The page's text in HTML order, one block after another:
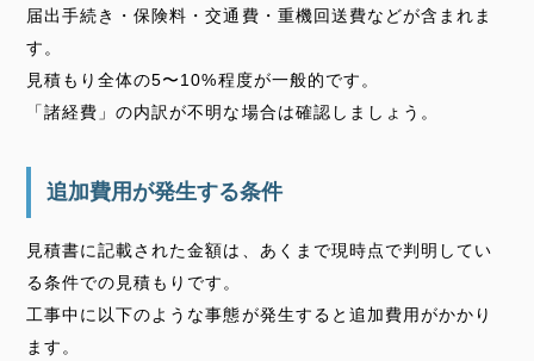
届出手続き・保険料・交通費・重機回送費などが含まれま
す。
見積もり全体の5〜10%程度が一般的です。
「諸経費」の内訳が不明な場合は確認しましょう。
追加費用が発生する条件
見積書に記載された金額は、あくまで現時点で判明してい
る条件での見積もりです。
工事中に以下のような事態が発生すると追加費用がかかり
ます。